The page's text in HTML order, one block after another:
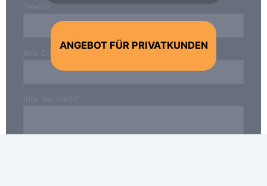
ANGEBOT FÜR PRIVATKUNDEN